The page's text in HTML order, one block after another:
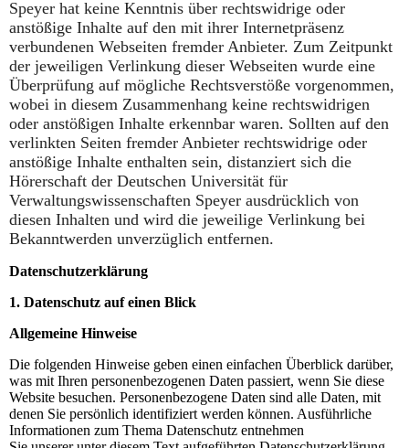
Speyer hat keine Kenntnis über rechtswidrige oder
anstößige Inhalte auf den mit ihrer Internetpräsenz
verbundenen Webseiten fremder Anbieter. Zum Zeitpunkt
der jeweiligen Verlinkung dieser Webseiten wurde eine
Überprüfung auf mögliche Rechtsverstöße vorgenommen,
wobei in diesem Zusammenhang keine rechtswidrigen
oder anstößigen Inhalte erkennbar waren. Sollten auf den
verlinkten Seiten fremder Anbieter rechtswidrige oder
anstößige Inhalte enthalten sein, distanziert sich die
Hörerschaft der Deutschen Universität für
Verwaltungswissenschaften Speyer ausdrücklich von
diesen Inhalten und wird die jeweilige Verlinkung bei
Bekanntwerden unverzüglich entfernen.
Datenschutzerklärung
1. Datenschutz auf einen Blick
Allgemeine Hinweise
Die folgenden Hinweise geben einen einfachen Überblick darüber,
was mit Ihren personenbezogenen Daten passiert, wenn Sie diese
Website besuchen. Personenbezogene Daten sind alle Daten, mit
denen Sie persönlich identifiziert werden können. Ausführliche
Informationen zum Thema Datenschutz entnehmen